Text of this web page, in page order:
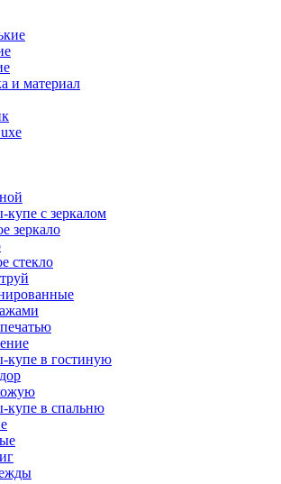
и материал
с зеркалом
зеркало
стекло
в гостиную
в спальню